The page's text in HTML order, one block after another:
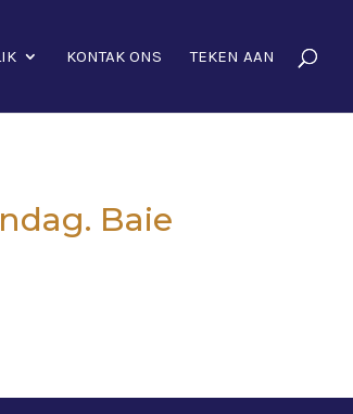
KONTAK ONS TEKEN AAN
Baie